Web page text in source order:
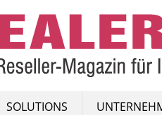
SOLUTIONS